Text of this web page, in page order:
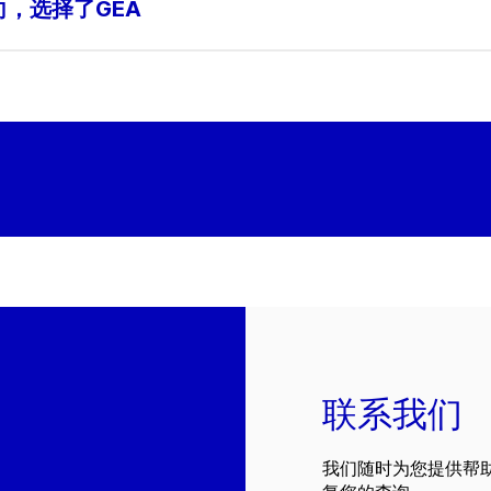
选择了GEA
联系我们
我们随时为您提供帮